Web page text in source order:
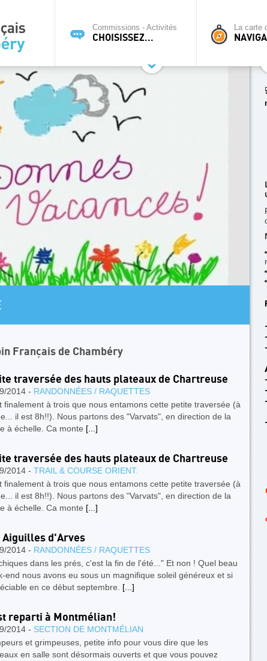
Commissions - Activités
CHOISISSEZ...
La carte
Français de Chambéry
traversée des hauts plateaux de Chartreuse
2014 - RANDONNÉES / RAQUETTES
finalement à trois que nous entamons cette petite traversée (à
il est 8h!!). Nous partons des "Varvats", en direction de la
à échelle. Ca monte [...]
traversée des hauts plateaux de Chartreuse
2014 - TRAIL & COURSE ORIENT.
finalement à trois que nous entamons cette petite traversée (à
il est 8h!!). Nous partons des "Varvats", en direction de la
à échelle. Ca monte [...]
Aiguilles d'Arves
2014 - RANDONNÉES / RAQUETTES
dans les prés, c'est la fin de l'été..." Et non ! Quel beau
end nous avons eu sous un magnifique soleil généreux et si
en ce début septembre. [...]
reparti à Montmélian!
2014 - SECTION DE MONTMÉLIAN
et grimpeuses, petite info pour vous dire que les
en salle sont désormais ouverts et que vous pouvez